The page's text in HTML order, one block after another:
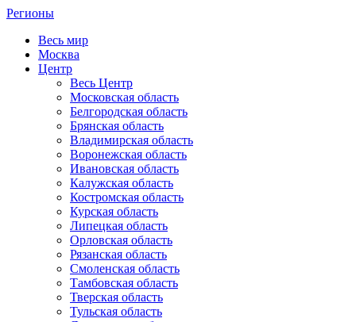
Регионы
Весь мир
Москва
Центр
Весь Центр
Московская область
Белгородская область
Брянская область
Владимирская область
Воронежская область
Ивановская область
Калужская область
Костромская область
Курская область
Липецкая область
Орловская область
Рязанская область
Смоленская область
Тамбовская область
Тверская область
Тульская область